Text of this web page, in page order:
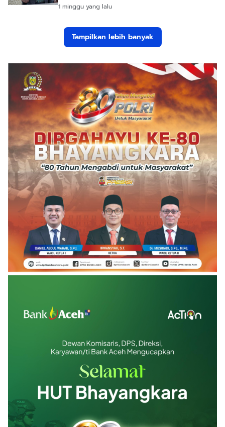
1 minggu yang lalu
Tampilkan lebih banyak